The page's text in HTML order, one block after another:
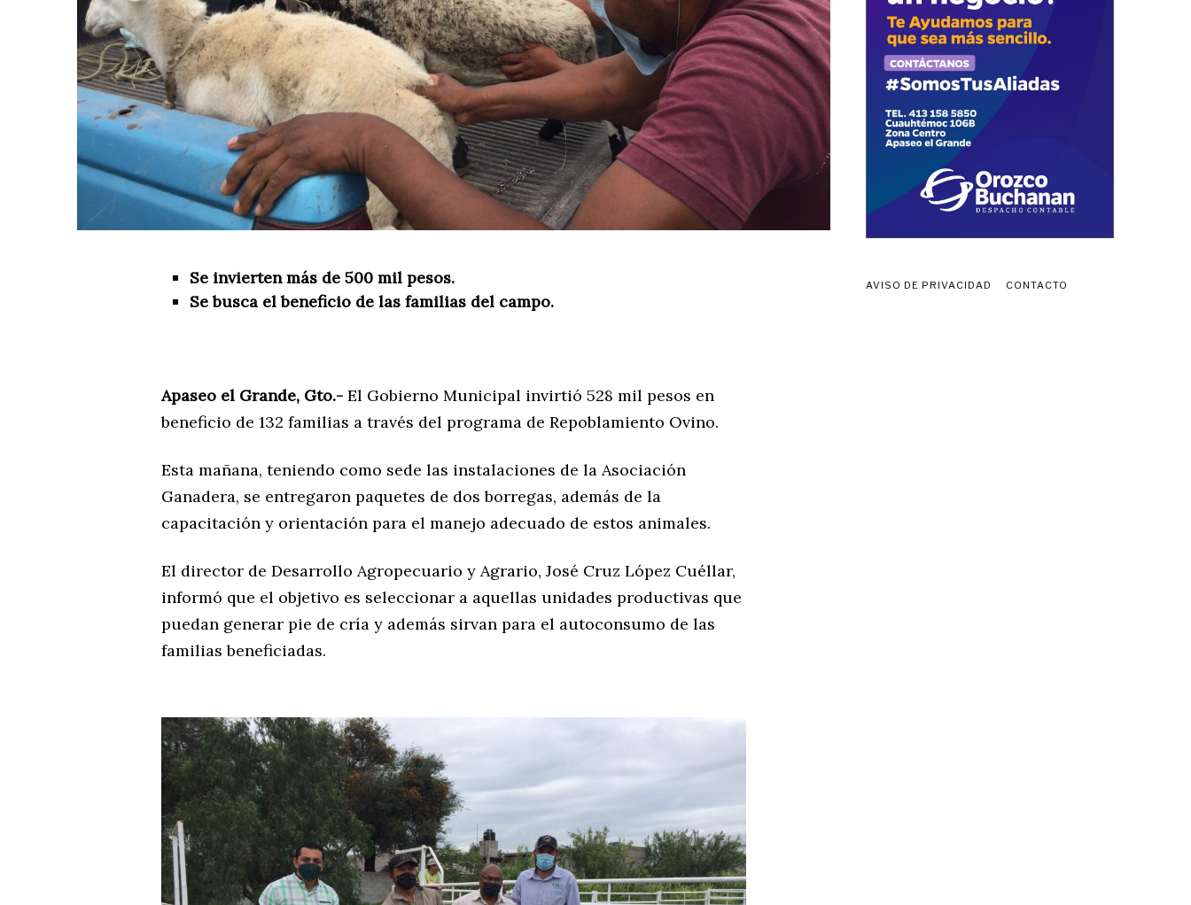
Se invierten más de 500 mil pesos.
Se busca el beneficio de las familias del campo.
Apaseo el Grande, Gto.- El Gobierno Municipal invirtió 528 mil pesos en
beneficio de 132 familias a través del programa de Repoblamiento Ovino.
Esta mañana, teniendo como sede las instalaciones de la Asociación
Ganadera, se entregaron paquetes de dos borregas, además de la
capacitación y orientación para el manejo adecuado de estos animales.
El director de Desarrollo Agropecuario y Agrario, José Cruz López Cuéllar,
informó que el objetivo es seleccionar a aquellas unidades productivas que
puedan generar pie de cría y además sirvan para el autoconsumo de las
familias beneficiadas.
AVISO DE PRIVACIDAD CONTACTO